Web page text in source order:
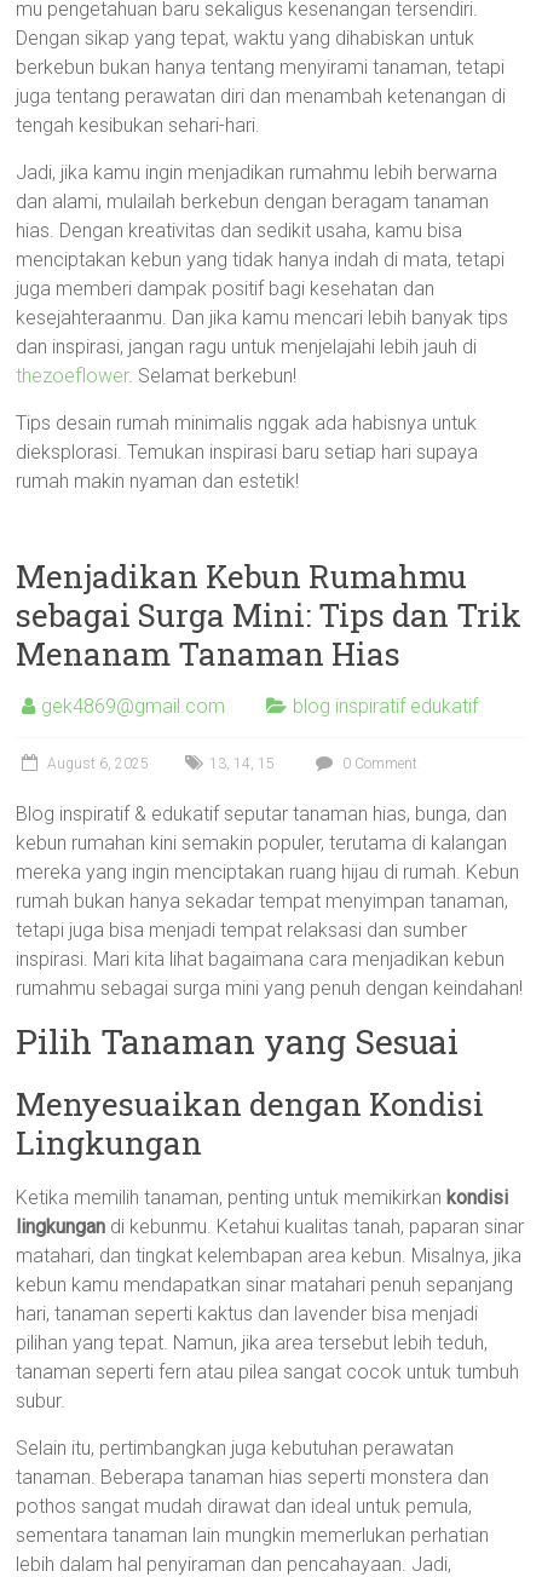
mu pengetahuan baru sekaligus kesenangan tersendiri.
Dengan sikap yang tepat, waktu yang dihabiskan untuk
berkebun bukan hanya tentang menyirami tanaman, tetapi
juga tentang perawatan diri dan menambah ketenangan di
tengah kesibukan sehari-hari.
Jadi, jika kamu ingin menjadikan rumahmu lebih berwarna
dan alami, mulailah berkebun dengan beragam tanaman
hias. Dengan kreativitas dan sedikit usaha, kamu bisa
menciptakan kebun yang tidak hanya indah di mata, tetapi
juga memberi dampak positif bagi kesehatan dan
kesejahteraanmu. Dan jika kamu mencari lebih banyak tips
dan inspirasi, jangan ragu untuk menjelajahi lebih jauh di
thezoeflower. Selamat berkebun!
Tips desain rumah minimalis nggak ada habisnya untuk
dieksplorasi. Temukan inspirasi baru setiap hari supaya
rumah makin nyaman dan estetik!
Menjadikan Kebun Rumahmu
sebagai Surga Mini: Tips dan Trik
Menanam Tanaman Hias
gek4869@gmail.com blog inspiratif edukatif
August 6, 2025 13, 14, 15 0 Comment
Blog inspiratif & edukatif seputar tanaman hias, bunga, dan
kebun rumahan kini semakin populer, terutama di kalangan
mereka yang ingin menciptakan ruang hijau di rumah. Kebun
rumah bukan hanya sekadar tempat menyimpan tanaman,
tetapi juga bisa menjadi tempat relaksasi dan sumber
inspirasi. Mari kita lihat bagaimana cara menjadikan kebun
rumahmu sebagai surga mini yang penuh dengan keindahan!
Pilih Tanaman yang Sesuai
Menyesuaikan dengan Kondisi
Lingkungan
Ketika memilih tanaman, penting untuk memikirkan kondisi
lingkungan di kebunmu. Ketahui kualitas tanah, paparan sinar
matahari, dan tingkat kelembapan area kebun. Misalnya, jika
kebun kamu mendapatkan sinar matahari penuh sepanjang
hari, tanaman seperti kaktus dan lavender bisa menjadi
pilihan yang tepat. Namun, jika area tersebut lebih teduh,
tanaman seperti fern atau pilea sangat cocok untuk tumbuh
subur.
Selain itu, pertimbangkan juga kebutuhan perawatan
tanaman. Beberapa tanaman hias seperti monstera dan
pothos sangat mudah dirawat dan ideal untuk pemula,
sementara tanaman lain mungkin memerlukan perhatian
lebih dalam hal penyiraman dan pencahayaan. Jadi,